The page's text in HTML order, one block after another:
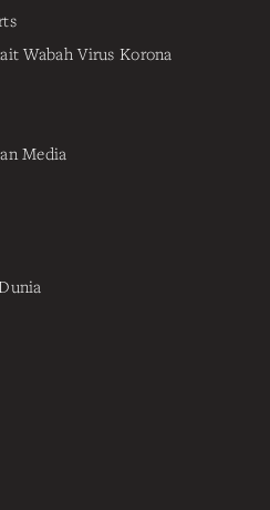
Wabah Virus Korona
Media